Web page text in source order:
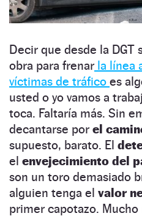
Decir que desde la DGT
obra para frenar la línea
víctimas de tráfico es
usted o yo vamos a
toca. Faltaría más. Sin
decantarse por el
supuesto, barato. El
el envejecimiento del
son un toro demasiado
alguien tenga el valor
primer capotazo.